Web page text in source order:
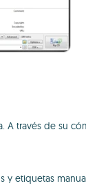
través de su
etiquetas